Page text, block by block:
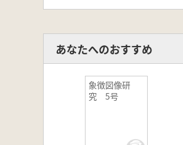
あなたへのおすすめ
象徴図像研
究 5号